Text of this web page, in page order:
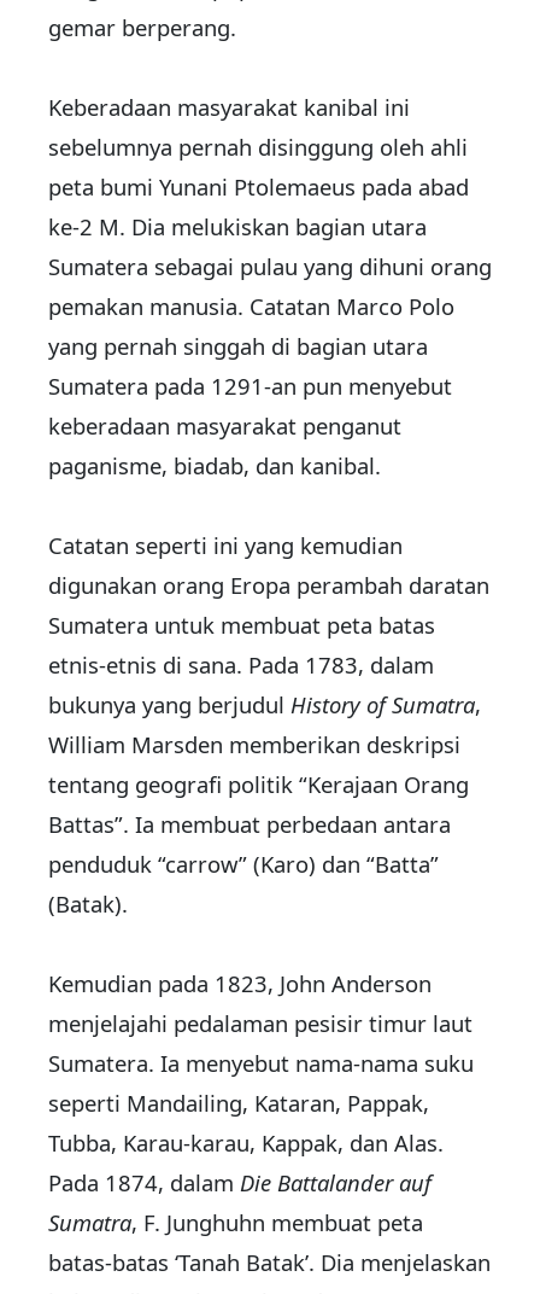
gemar berperang.
Keberadaan masyarakat kanibal ini
sebelumnya pernah disinggung oleh ahli
peta bumi Yunani Ptolemaeus pada abad
ke-2 M. Dia melukiskan bagian utara
Sumatera sebagai pulau yang dihuni orang
pemakan manusia. Catatan Marco Polo
yang pernah singgah di bagian utara
Sumatera pada 1291-an pun menyebut
keberadaan masyarakat penganut
paganisme, biadab, dan kanibal.
Catatan seperti ini yang kemudian
digunakan orang Eropa perambah daratan
Sumatera untuk membuat peta batas
etnis-etnis di sana. Pada 1783, dalam
bukunya yang berjudul History of Sumatra,
William Marsden memberikan deskripsi
tentang geografi politik “Kerajaan Orang
Battas”. Ia membuat perbedaan antara
penduduk “carrow” (Karo) dan “Batta”
(Batak).
Kemudian pada 1823, John Anderson
menjelajahi pedalaman pesisir timur laut
Sumatera. Ia menyebut nama-nama suku
seperti Mandailing, Kataran, Pappak,
Tubba, Karau-karau, Kappak, dan Alas.
Pada 1874, dalam Die Battalander auf
Sumatra, F. Junghuhn membuat peta
batas-batas ‘Tanah Batak’. Dia menjelaskan